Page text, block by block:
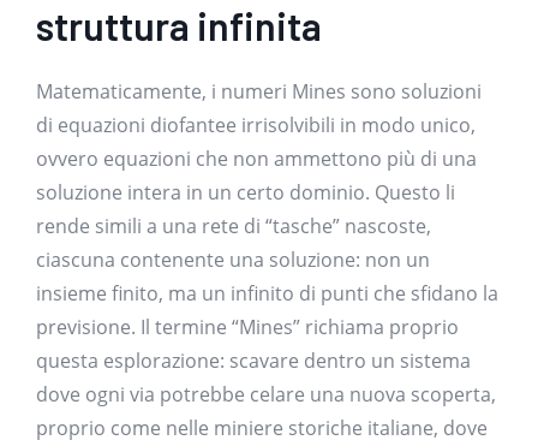
struttura infinita
Matematicamente, i numeri Mines sono soluzioni
di equazioni diofantee irrisolvibili in modo unico,
ovvero equazioni che non ammettono più di una
soluzione intera in un certo dominio. Questo li
rende simili a una rete di “tasche” nascoste,
ciascuna contenente una soluzione: non un
insieme finito, ma un infinito di punti che sfidano la
previsione. Il termine “Mines” richiama proprio
questa esplorazione: scavare dentro un sistema
dove ogni via potrebbe celare una nuova scoperta,
proprio come nelle miniere storiche italiane, dove